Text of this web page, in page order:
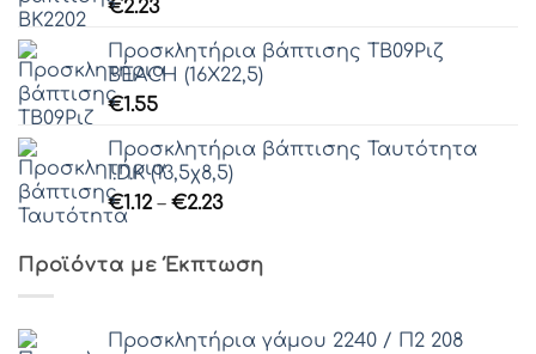
€2.23
Προσκλητήρια βάπτισης ΤΒ09Ριζ
BEACH (16Χ22,5)
€1.55
Προσκλητήρια βάπτισης Ταυτότητα
I.D.Κ (13,5χ8,5)
€1.12 – €2.23Price
through
Προϊόντα με Έκπτωση
Προσκλητήρια γάμου 2240 / Π2 208